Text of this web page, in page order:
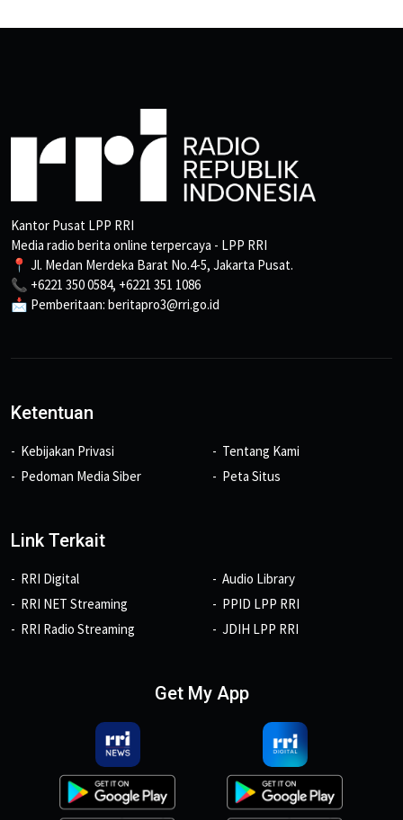
Kantor Pusat LPP RRI
Media radio berita online terpercaya - LPP RRI
📍 Jl. Medan Merdeka Barat No.4-5, Jakarta Pusat.
📞 +6221 350 0584, +6221 351 1086
📩 Pemberitaan: beritapro3@rri.go.id
Ketentuan
Kebijakan Privasi
Pedoman Media Siber
Tentang Kami
Peta Situs
Link Terkait
RRI Digital
RRI NET Streaming
RRI Radio Streaming
Audio Library
PPID LPP RRI
JDIH LPP RRI
Get My App